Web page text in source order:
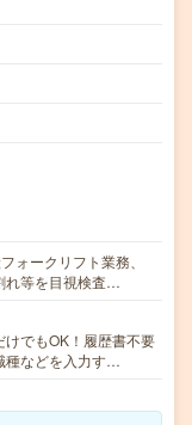
ォークリフト業務、
れ等を目視検査…
でもOK！履歴書不要
種などを入力す…